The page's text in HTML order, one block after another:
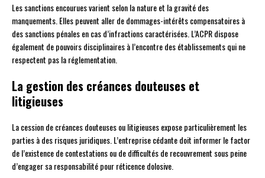
Les sanctions encourues varient selon la nature et la gravité des
manquements. Elles peuvent aller de dommages-intérêts compensatoires à
des sanctions pénales en cas d’infractions caractérisées. L’ACPR dispose
également de pouvoirs disciplinaires à l’encontre des établissements qui ne
respectent pas la réglementation.
La gestion des créances douteuses et
litigieuses
La cession de créances douteuses ou litigieuses expose particulièrement les
parties à des risques juridiques. L’entreprise cédante doit informer le factor
de l’existence de contestations ou de difficultés de recouvrement sous peine
d’engager sa responsabilité pour réticence dolosive.